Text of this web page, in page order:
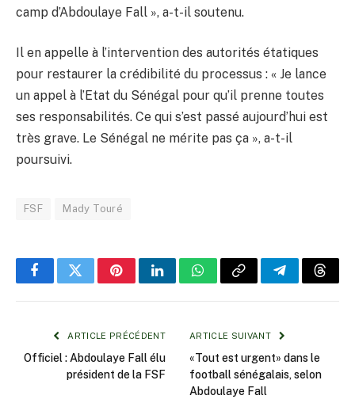
camp d’Abdoulaye Fall », a-t-il soutenu.
Il en appelle à l’intervention des autorités étatiques
pour restaurer la crédibilité du processus : « Je lance
un appel à l’Etat du Sénégal pour qu’il prenne toutes
ses responsabilités. Ce qui s’est passé aujourd’hui est
très grave. Le Sénégal ne mérite pas ça », a-t-il
poursuivi.
FSF Mady Touré
FacebookTwitterPinterestLinkedInWhatsApp
Copy
Telegram
ARTICLE PRÉCÉDENT
Officiel : Abdoulaye Fall élu
président de la FSF
ARTICLE SUIVANT
«Tout est urgent» dans le
football sénégalais, selon
Abdoulaye Fall